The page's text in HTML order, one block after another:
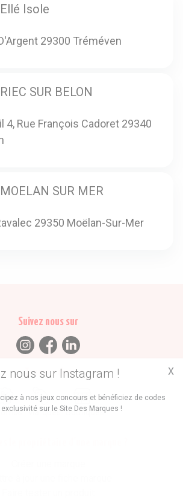
Isole
29300 Tréméven
SUR BELON
4, Rue François Cadoret 29340
SUR MER
29350 Moëlan-Sur-Mer
nous sur Instagram !
à nos jeux concours et bénéficiez de codes
exclusivité sur le Site Des Marques !
X
Suivez nous sur
Trouvez des
Marques Boutiques